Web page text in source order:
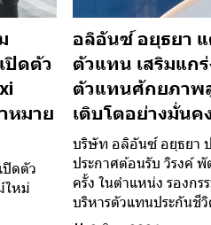
ปิดตัว
หมาย
ปิดตัว
ใหม่
อลิอันซ์ อยุธยา
ตัวแทน เสริมแก
ตัวแทนศักยภาพ
เติบโตอย่างมั่นค
บริษัท อลิอันซ์ อยุธยา
ประกาศต้อนรับ วิรงค์
ครั้ง ในตำแหน่ง รองก
บริหารตัวแทนประกันชี